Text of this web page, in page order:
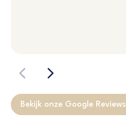
Bekijk onze Google Reviews